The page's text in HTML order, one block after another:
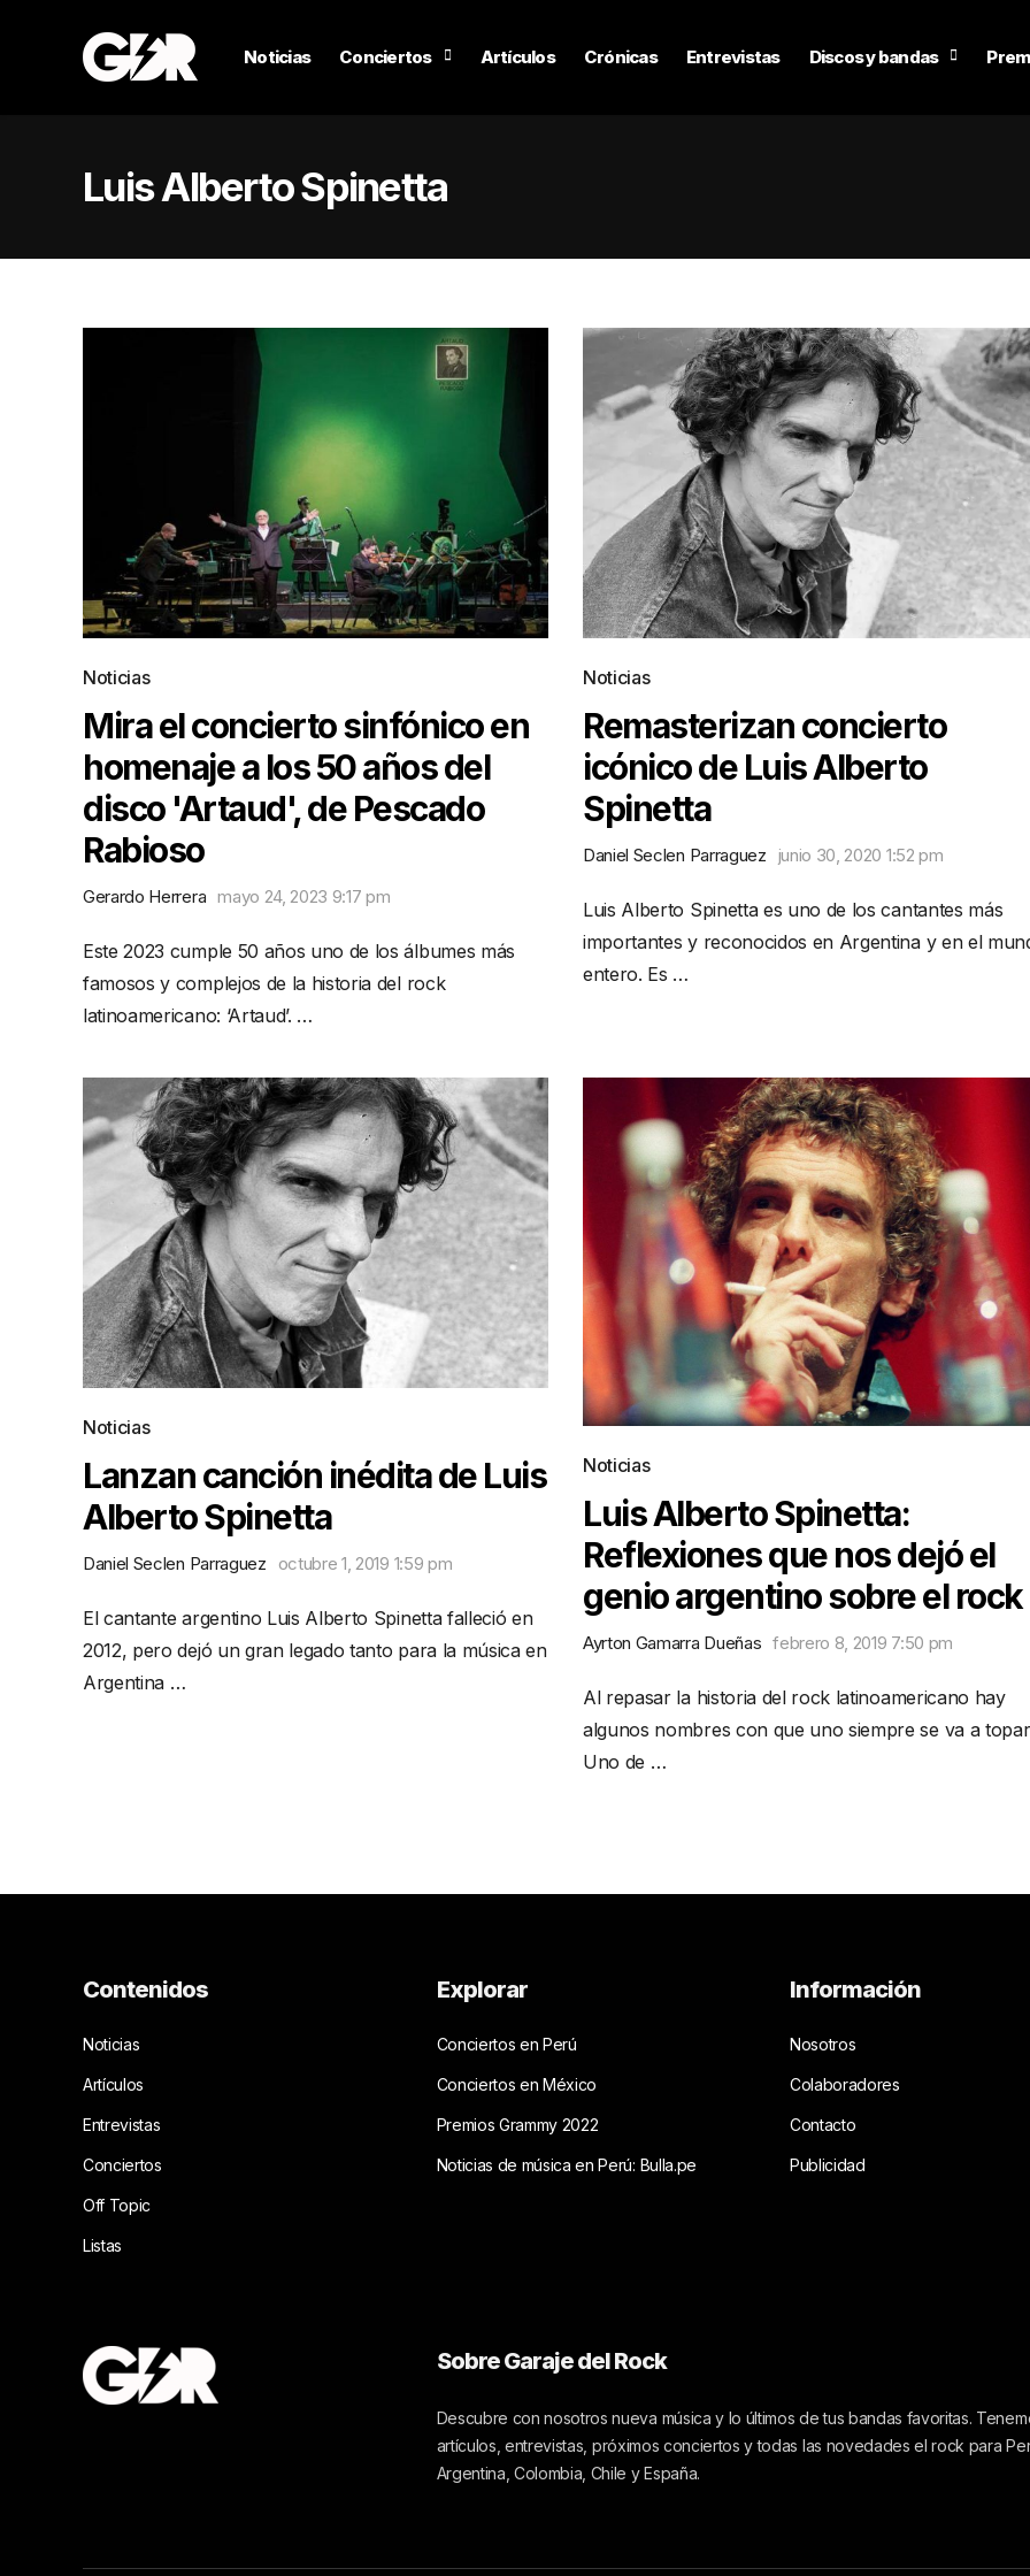
Noticias Conciertos Artículos Crónicas Entrevistas Discos y bandas
Luis Alberto Spinetta
Noticias
Mira el concierto sinfónico en
homenaje a los 50 años del
disco 'Artaud', de Pescado
Rabioso
Gerardo Herrera mayo 24, 2023 9:17 pm
Este 2023 cumple 50 años uno de los álbumes más
famosos y complejos de la historia del rock
latinoamericano: ‘Artaud’. …
Noticias
Remasterizan concierto
icónico de Luis Alberto
Spinetta
Daniel Seclen Parraguez junio 30, 2020 1:52 pm
Luis Alberto Spinetta es uno de los cantantes más
importantes y reconocidos en Argentina y en el
entero. Es …
Noticias
Lanzan canción inédita de Luis
Alberto Spinetta
Daniel Seclen Parraguez octubre 1, 2019 1:59 pm
El cantante argentino Luis Alberto Spinetta falleció en
2012, pero dejó un gran legado tanto para la música en
Argentina …
Noticias
Luis Alberto Spinetta:
Reflexiones que nos dejó el
genio argentino sobre el rock
Ayrton Gamarra Dueñas febrero 8, 2019 7:50 pm
Al repasar la historia del rock latinoamericano hay
algunos nombres con que uno siempre se va a
Uno de …
Contenidos
Noticias
Artículos
Entrevistas
Conciertos
Off Topic
Listas
Explorar
Conciertos en Perú
Conciertos en México
Premios Grammy 2022
Noticias de música en Perú: Bulla.pe
Información
Nosotros
Colaboradores
Contacto
Publicidad
Sobre Garaje del Rock
Descubre con nosotros nueva música y lo últimos de tus bandas favoritas.
artículos, entrevistas, próximos conciertos y todas las novedades el rock para
Argentina, Colombia, Chile y España.